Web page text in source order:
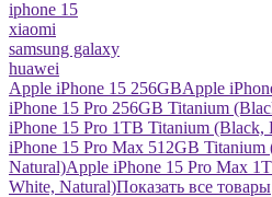
iphone 15
xiaomi
samsung galaxy
huawei
Apple iPhone 15 256GBApple
iPhone 15 Pro 256GB Titanium
iPhone 15 Pro 1TB Titanium (Black,
iPhone 15 Pro Max 512GB
Natural)Apple iPhone 15 Pro Max
White, Natural)Показать все товары